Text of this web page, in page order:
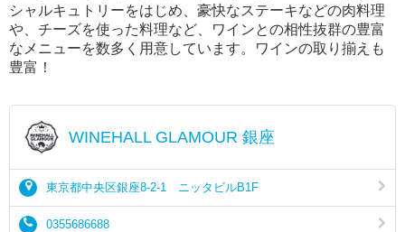
シャルキュトリーをはじめ、豪快なステーキなどの肉料理
や、チーズを使った料理など、ワインとの相性抜群の豊富
なメニューを数多く用意しています。ワインの取り揃えも
豊富！
WINEHALL GLAMOUR 銀座
東京都中央区銀座8-2-1 ニッタビルB1F
0355686688